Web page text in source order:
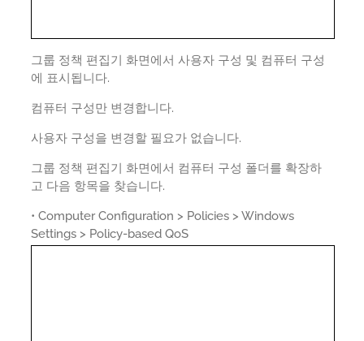
그룹 정책 편집기 화면에서 사용자 구성 및 컴퓨터 구성
에 표시됩니다.
컴퓨터 구성만 변경합니다.
사용자 구성을 변경할 필요가 없습니다.
그룹 정책 편집기 화면에서 컴퓨터 구성 폴더를 확장하
고 다음 항목을 찾습니다.
• Computer Configuration > Policies > Windows
Settings > Policy-based QoS